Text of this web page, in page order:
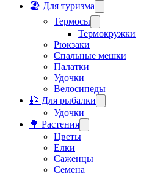
🏖️ Для туризма
Термосы
Термокружки
Рюкзаки
Спальные мешки
Палатки
Удочки
Велосипеды
🎣 Для рыбалки
Удочки
🌳 Растения
Цветы
Елки
Саженцы
Семена